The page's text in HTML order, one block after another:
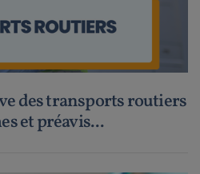
des transports routiers
et préavis...